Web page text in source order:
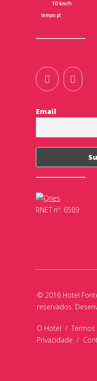
Email
RNET nº. 6589
© 2016 Hotel
reservados.
O Hotel /
Privacidade /